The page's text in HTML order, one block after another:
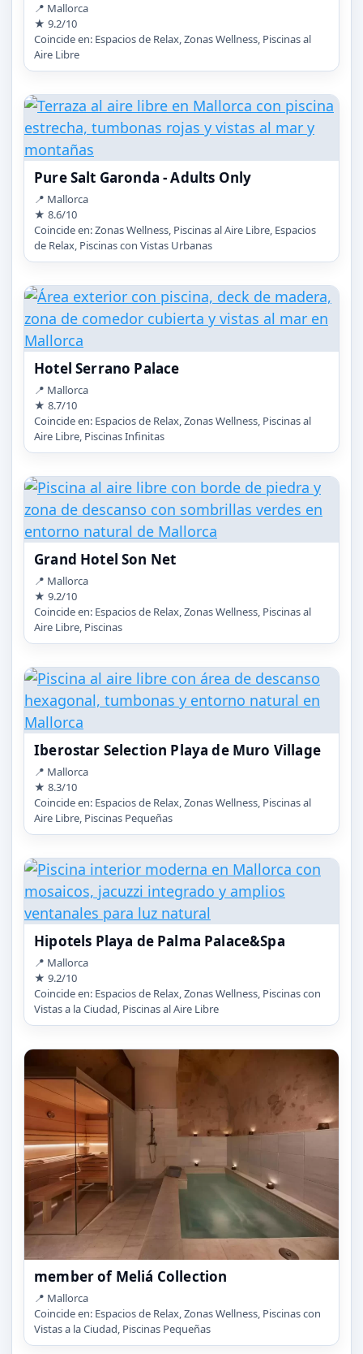
📍 Mallorca
★ 9.2/10
Coincide en: Espacios de Relax, Zonas Wellness, Piscinas al
Aire Libre
Pure Salt Garonda - Adults Only
📍 Mallorca
★ 8.6/10
Coincide en: Zonas Wellness, Piscinas al Aire Libre, Espacios
de Relax, Piscinas con Vistas Urbanas
Hotel Serrano Palace
📍 Mallorca
★ 8.7/10
Coincide en: Espacios de Relax, Zonas Wellness, Piscinas al
Aire Libre, Piscinas Infinitas
Grand Hotel Son Net
📍 Mallorca
★ 9.2/10
Coincide en: Espacios de Relax, Zonas Wellness, Piscinas al
Aire Libre, Piscinas
Iberostar Selection Playa de Muro Village
📍 Mallorca
★ 8.3/10
Coincide en: Espacios de Relax, Zonas Wellness, Piscinas al
Aire Libre, Piscinas Pequeñas
Hipotels Playa de Palma Palace&Spa
📍 Mallorca
★ 9.2/10
Coincide en: Espacios de Relax, Zonas Wellness, Piscinas con
Vistas a la Ciudad, Piscinas al Aire Libre
member of Meliá Collection
📍 Mallorca
Coincide en: Espacios de Relax, Zonas Wellness, Piscinas con
Vistas a la Ciudad, Piscinas Pequeñas